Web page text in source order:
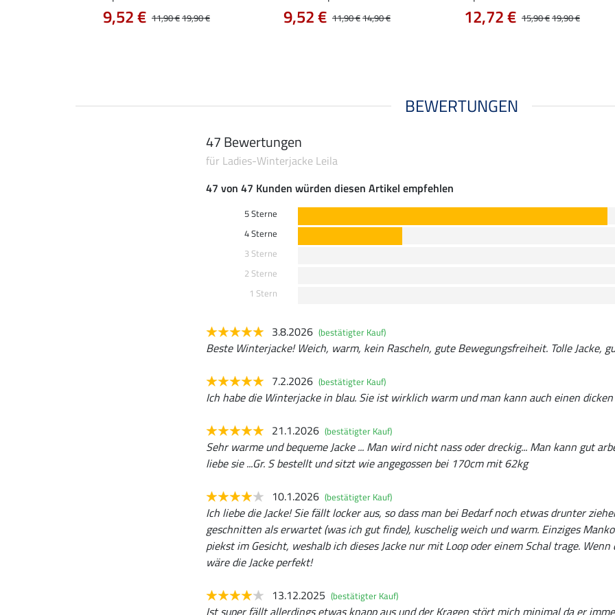
11,90 €19,90 €
9,52 € 11,90 €14,90 €
9,52 € 15,90 €19,90 €
12,72 €
BEWERTUNGEN
47 Bewertungen
für Ladies-Winterjacke Leila
47 von 47 Kunden würden diesen Artikel empfehlen
5 Sterne
4 Sterne
3 Sterne
2 Sterne
1 Stern
3.8.2026 (bestätigter Kauf)
Beste Winterjacke! Weich, warm, kein Rascheln, gute Bewegungsfreiheit. Tolle Jacke,
7.2.2026 (bestätigter Kauf)
Ich habe die Winterjacke in blau. Sie ist wirklich warm und man kann auch einen
21.1.2026 (bestätigter Kauf)
Sehr warme und bequeme Jacke ... Man wird nicht nass oder dreckig... Man kann gut
liebe sie ...Gr. S bestellt und sitzt wie angegossen bei 170cm mit 62kg
10.1.2026 (bestätigter Kauf)
Ich liebe die Jacke! Sie fällt locker aus, so dass man bei Bedarf noch etwas drunter
geschnitten als erwartet (was ich gut finde), kuschelig weich und warm. Einziges
piekst im Gesicht, weshalb ich dieses Jacke nur mit Loop oder einem Schal trage.
wäre die Jacke perfekt!
13.12.2025 (bestätigter Kauf)
Ist super fällt allerdings etwas knapp aus und der Kragen stört mich minimal da er